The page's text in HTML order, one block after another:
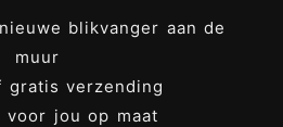
blikvanger aan de
muur
gratis verzending
voor jou op maat